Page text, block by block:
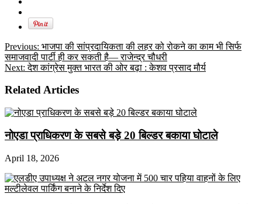
Previous: भाजपा की सांप्रदायिकता की लहर को रोकने का काम भी सिर्फ
समाजवादी पार्टी ही कर सकती है— राजेन्द्र चौधरी
Next: देश कांग्रेस मुक्त भारत की ओर बढ़ा : केशव प्रसाद मौर्य
Related Articles
नोएडा प्राधिकरण के सबसे बड़े 20 बिल्डर बकाया घोटाले
April 18, 2026